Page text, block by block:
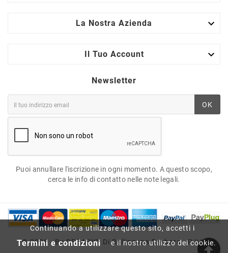
Continuando a utilizzare questo sito, accetti i
Termini e condizioni e il nostro utilizzo dei cookie.
La Nostra Azienda 
Il Tuo Account 
Newsletter
OK
Puoi annullare l'iscrizione in ogni momento. A questo scopo,
cerca le info di contatto nelle note legali.
© 2025 - By BEBABY™ Di Bellinzona Barbara - P.IVA